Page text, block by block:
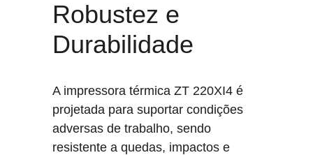
Robustez e
Durabilidade
A impressora térmica ZT 220XI4 é
projetada para suportar condições
adversas de trabalho, sendo
resistente a quedas, impactos e